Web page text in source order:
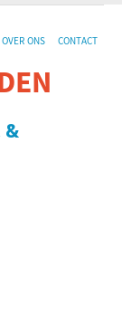
OVER ONS CONTACT
&